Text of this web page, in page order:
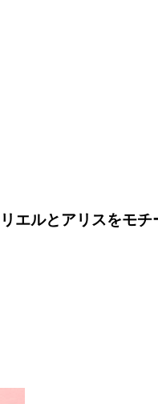
エルとアリスをモ